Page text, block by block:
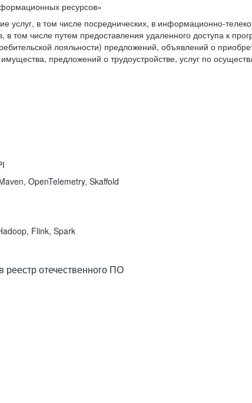
ресурсов»
услуг, в том числе посреднических, в информационно-
том числе путем предоставления удаленного доступа к
лояльности) предложений, объявлений о
предложений о трудоустройстве, услуг по
OpenTelemetry, Skaffold
Flink, Spark
отечественного ПО